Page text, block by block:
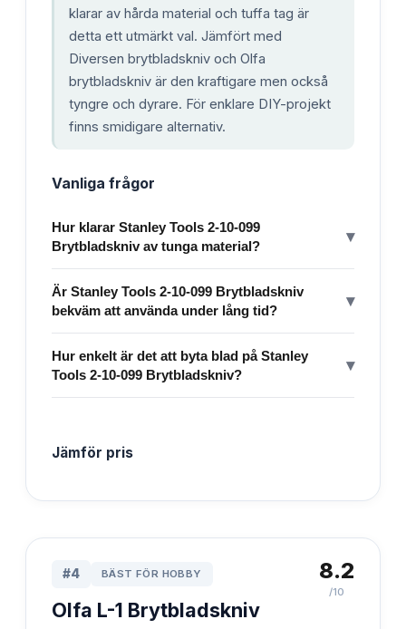
klarar av hårda material och tuffa tag är
detta ett utmärkt val. Jämfört med
Diversen brytbladskniv och Olfa
brytbladskniv är den kraftigare men också
tyngre och dyrare. För enklare DIY-projekt
finns smidigare alternativ.
Vanliga frågor
Hur klarar Stanley Tools 2-10-099
Brytbladskniv av tunga material?
▾
Är Stanley Tools 2-10-099 Brytbladskniv
bekväm att använda under lång tid?
▾
Hur enkelt är det att byta blad på Stanley
Tools 2-10-099 Brytbladskniv?
▾
Jämför pris
#4 BÄST FÖR HOBBY
Olfa L-1 Brytbladskniv
8.2
/10